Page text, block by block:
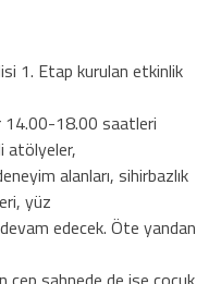
1. Etap kurulan etkinlik
14.00-18.00 saatleri
atölyeler,
alanları, sihirbazlık
yüz
edecek. Öte yandan